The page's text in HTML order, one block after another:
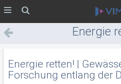
Energie
entlang
Energie retten! |
Forschung entlang der